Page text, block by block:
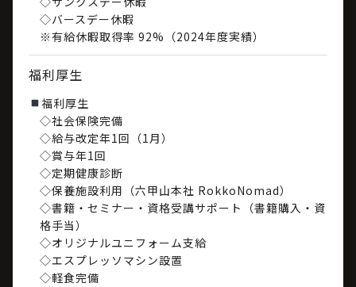
◇バースデー休暇
※有給休暇取得率 92%（2024年度実績）
福利厚生
福利厚生
◇社会保険完備
◇給与改定年1回（1月）
◇賞与年1回
◇定期健康診断
◇保養施設利用（六甲山本社 RokkoNomad）
◇書籍・セミナー・資格受講サポート（書籍購入・資
格手当）
◇オリジナルユニフォーム支給
◇エスプレッソマシン設置
◇軽食完備